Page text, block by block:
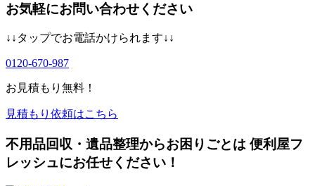
お気軽にお問い合わせください
↓↓タップでお電話かけられます↓↓
0120-670-987
お見積もり無料！
見積もり依頼はこちら
不用品回収・遺品整理からお困りごとは 便利屋フ
レッシュにお任せください！